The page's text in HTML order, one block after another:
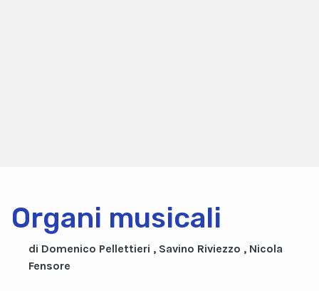
Organi musicali
di Domenico Pellettieri , Savino Riviezzo , Nicola
Fensore